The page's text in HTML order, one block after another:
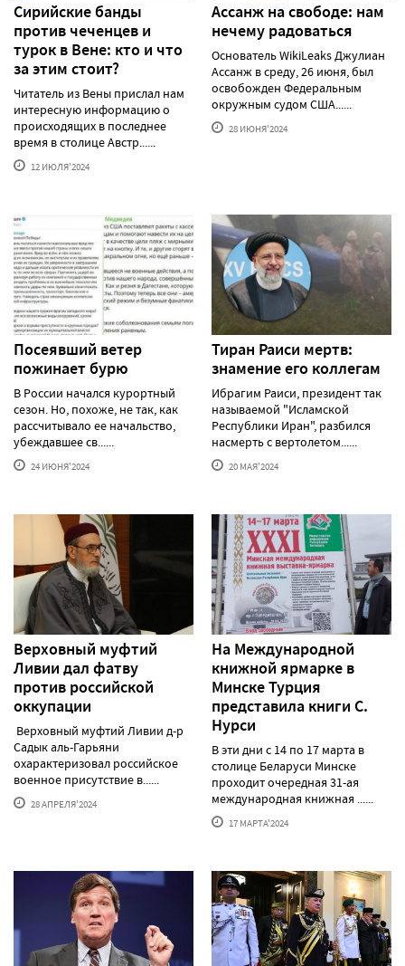
Сирийские банды
против чеченцев и
турок в Вене: кто и что
за этим стоит?
Читатель из Вены прислал нам
интересную информацию о
происходящих в последнее
время в столице Австр......
12 ИЮЛЯ'2024
Ассанж на свободе: нам
нечему радоваться
Основатель WikiLeaks Джулиан
Ассанж в среду, 26 июня, был
освобожден Федеральным
окружным судом США......
28 ИЮНЯ'2024
Посеявший ветер
пожинает бурю
В России начался курортный
сезон. Но, похоже, не так, как
рассчитывало ее начальство,
убеждавшее св......
24 ИЮНЯ'2024
Тиран Раиси мертв:
знамение его коллегам
Ибрагим Раиси, президент так
называемой "Исламской
Республики Иран", разбился
насмерть с вертолетом......
20 МАЯ'2024
Верховный муфтий
Ливии дал фатву
против российской
оккупации
Верховный муфтий Ливии д-р
Садык аль-Гарьяни
охарактеризовал российское
военное присутствие в......
28 АПРЕЛЯ'2024
На Международной
книжной ярмарке в
Минске Турция
представила книги С.
Нурси
В эти дни с 14 по 17 марта в
столице Беларуси Минске
проходит очередная 31-ая
международная книжная ......
17 МАРТА'2024